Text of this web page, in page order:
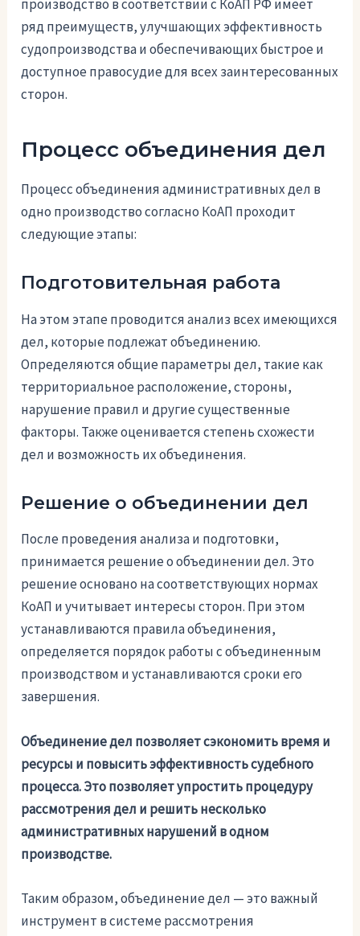
производство в соответствии с КоАП РФ имеет
ряд преимуществ, улучшающих эффективность
судопроизводства и обеспечивающих быстрое и
доступное правосудие для всех заинтересованных
сторон.
Процесс объединения дел
Процесс объединения административных дел в
одно производство согласно КоАП проходит
следующие этапы:
Подготовительная работа
На этом этапе проводится анализ всех имеющихся
дел, которые подлежат объединению.
Определяются общие параметры дел, такие как
территориальное расположение, стороны,
нарушение правил и другие существенные
факторы. Также оценивается степень схожести
дел и возможность их объединения.
Решение о объединении дел
После проведения анализа и подготовки,
принимается решение о объединении дел. Это
решение основано на соответствующих нормах
КоАП и учитывает интересы сторон. При этом
устанавливаются правила объединения,
определяется порядок работы с объединенным
производством и устанавливаются сроки его
завершения.
Объединение дел позволяет сэкономить время и
ресурсы и повысить эффективность судебного
процесса. Это позволяет упростить процедуру
рассмотрения дел и решить несколько
административных нарушений в одном
производстве.
Таким образом, объединение дел — это важный
инструмент в системе рассмотрения